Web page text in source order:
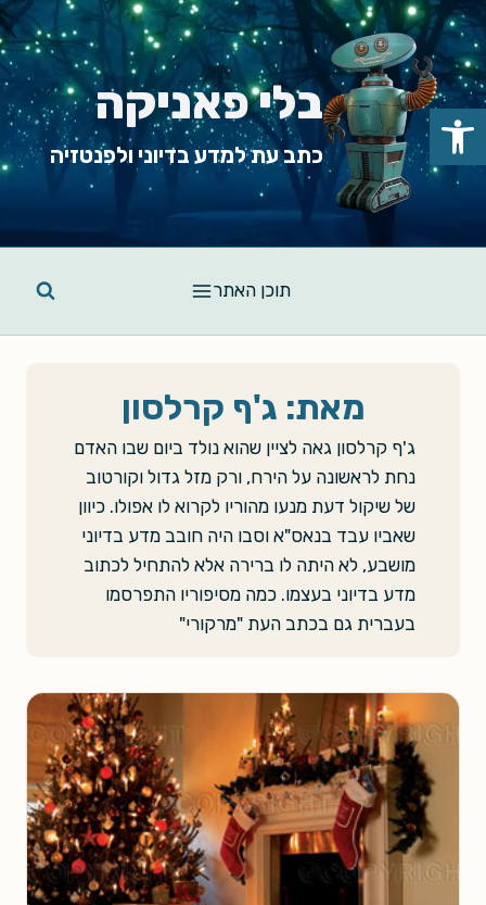
Skip
to
content
בלי פאניקה
כתב עת למדע בדיוני ולפנטזיה
תוכן האתר
מאת: ג'ף קרלסון
ג'ף קרלסון גאה לציין שהוא נולד ביום שבו האדם
נחת לראשונה על הירח, ורק מזל גדול וקורטוב
של שיקול דעת מנעו מהוריו לקרוא לו אפולו. כיוון
שאביו עבד בנאס"א וסבו היה חובב מדע בדיוני
מושבע, לא היתה לו ברירה אלא להתחיל לכתוב
מדע בדיוני בעצמו. כמה מסיפוריו התפרסמו
בעברית גם בכתב העת "מרקורי"
פתח סרגל נגישות